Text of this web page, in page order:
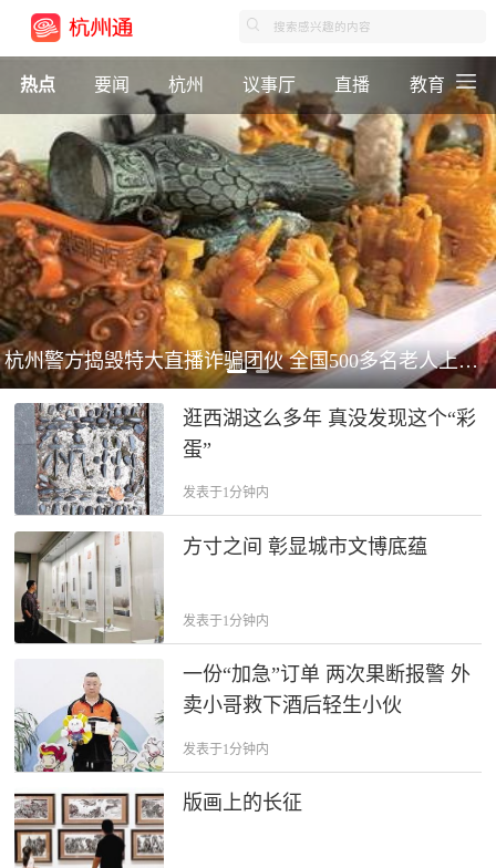
热点 要闻 杭州 议事厅 直播 教育
杭州警方捣毁特大直播诈骗团伙 全国500多名老人上当！
逛西湖这么多年 真没发现这个“彩
蛋”
发表于1分钟内
方寸之间 彰显城市文博底蕴
发表于1分钟内
一份“加急”订单 两次果断报警 外
卖小哥救下酒后轻生小伙
发表于1分钟内
版画上的长征